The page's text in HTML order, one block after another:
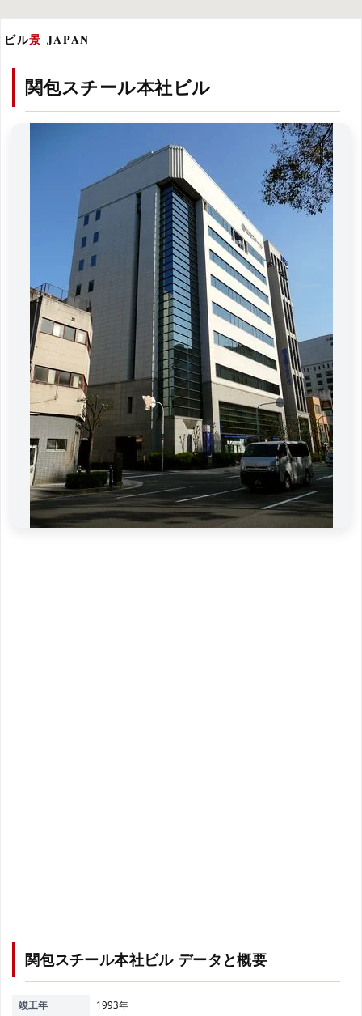
ビル景 JAPAN
関包スチール本社ビル
関包スチール本社ビル データと概要
竣工年
1993年